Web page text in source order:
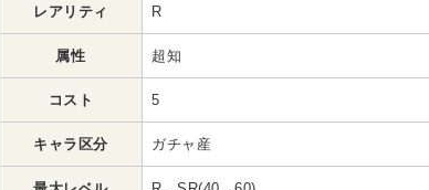
レアリティ R
属性 超知
コスト 5
キャラ区分 ガチャ産